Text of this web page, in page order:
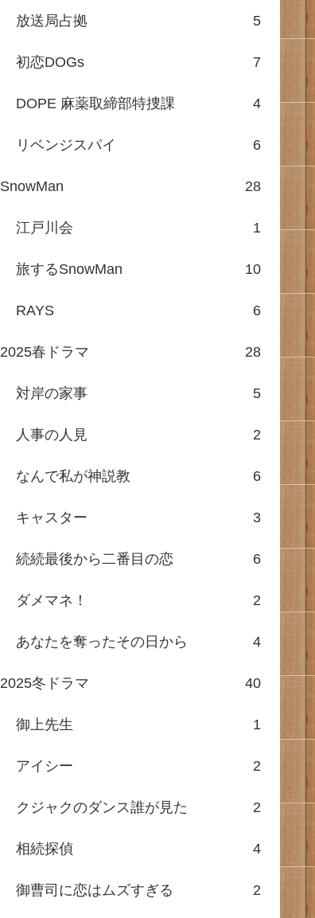
放送局占拠 5
初恋DOGs 7
DOPE 麻薬取締部特捜課 4
リベンジスパイ 6
SnowMan 28
江戸川会 1
旅するSnowMan 10
RAYS 6
2025春ドラマ 28
対岸の家事 5
人事の人見 2
なんで私が神説教 6
キャスター 3
続続最後から二番目の恋 6
ダメマネ！ 2
あなたを奪ったその日から 4
2025冬ドラマ 40
御上先生 1
アイシー 2
クジャクのダンス誰が見た 2
相続探偵 4
御曹司に恋はムズすぎる 2